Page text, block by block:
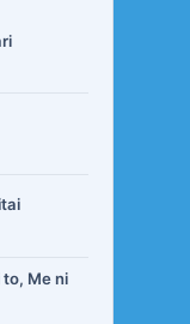
to, Me ni